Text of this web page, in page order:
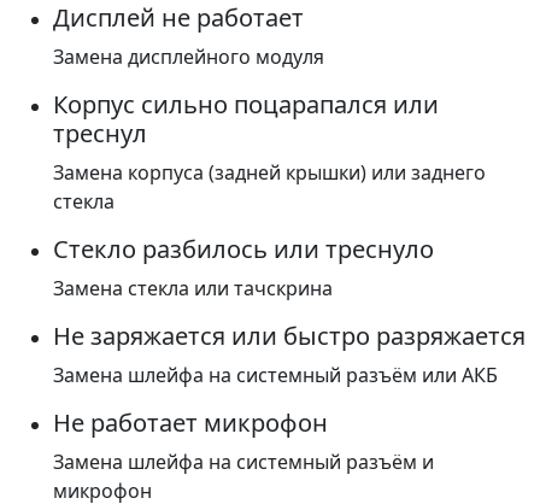
Дисплей не работает
Замена дисплейного модуля
Корпус сильно поцарапался или
треснул
Замена корпуса (задней крышки) или заднего
стекла
Стекло разбилось или треснуло
Замена стекла или тачскрина
Не заряжается или быстро разряжается
Замена шлейфа на системный разъём или АКБ
Не работает микрофон
Замена шлейфа на системный разъём и
микрофон